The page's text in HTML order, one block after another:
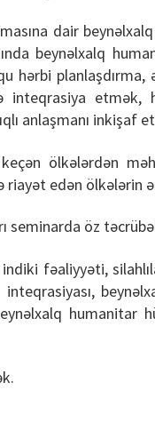
dair beynəlxalq
beynəlxalq
hərbi planlaşdırma,
inteqrasiya etmək,
anlaşmanı inkişaf
ölkələrdən
riayət edən ölkələrin
seminarda öz
fəaliyyəti,
humanitar